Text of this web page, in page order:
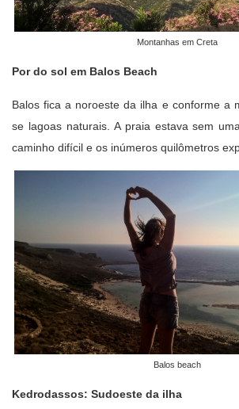
Montanhas em Creta
Por do sol em Balos Beach
Balos fica a noroeste da ilha e conforme a
se lagoas naturais. A praia estava sem
caminho difícil e os inúmeros quilômetros
Balos beach
Kedrodassos: Sudoeste da ilha